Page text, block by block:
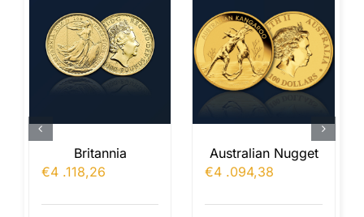
Britannia
€4 .118,26
Australian Nugget
€4 .094,38